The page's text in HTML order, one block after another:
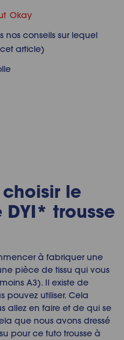
Okay
nos conseils sur lequel
article)
le
DYI* trousse
à fabriquer une
pièce de tissu qui vous
A3). Il existe de
pouvez utiliser. Cela
allez en faire et de qui se
que nous avons dressé
pour ce tuto trousse à